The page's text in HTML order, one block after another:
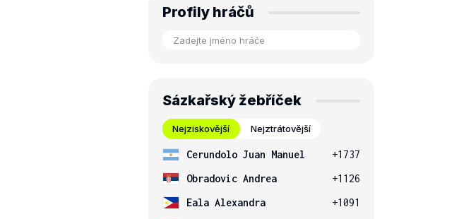
Profily hráčů
Sázkařský žebříček
Nejziskovější Nejztrátovější
Cerundolo Juan Manuel
+1737
Obradovic Andrea
+1126
Eala Alexandra
+1091